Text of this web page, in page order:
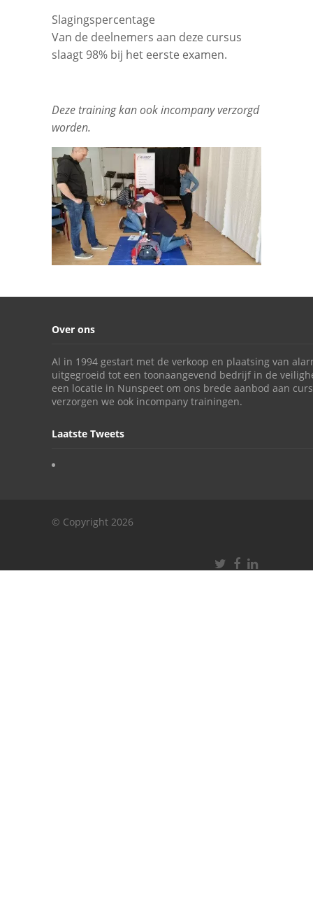
Slagingspercentage
Van de deelnemers aan deze cursus
slaagt 98% bij het eerste examen.
Deze training kan ook incompany verzorgd
worden.
Over ons
Al in 1994 gestart met de verkoop en plaatsing van
uitgegroeid tot een toonaangevend bedrijf in de
een locatie in Nunspeet om ons brede aanbod aan
verzorgen we ook incompany trainingen.
Laatste Tweets
© Copyright 2026